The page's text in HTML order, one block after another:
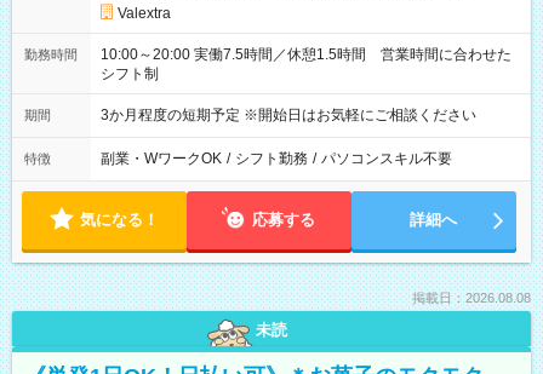
Valextra
勤務時間
10:00～20:00 実働7.5時間／休憩1.5時間 営業時間に合わせた
シフト制
期間 3か月程度の短期予定 ※開始日はお気軽にご相談ください
特徴 副業・WワークOK / シフト勤務 / パソコンスキル不要
気になる！ 応募する 詳細へ
掲載日：2026.08.08
未読